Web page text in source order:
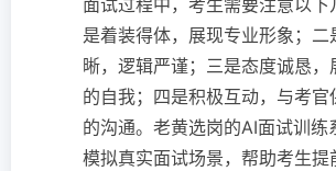
面试过程中，考生需要注意以下
是着装得体，展现专业形象；二
晰，逻辑严谨；三是态度诚恳，
的自我；四是积极互动，与考官
的沟通。老黄选岗的AI面试训练
模拟真实面试场景，帮助考生提